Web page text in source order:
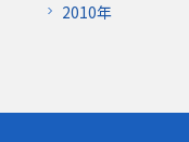
2010年